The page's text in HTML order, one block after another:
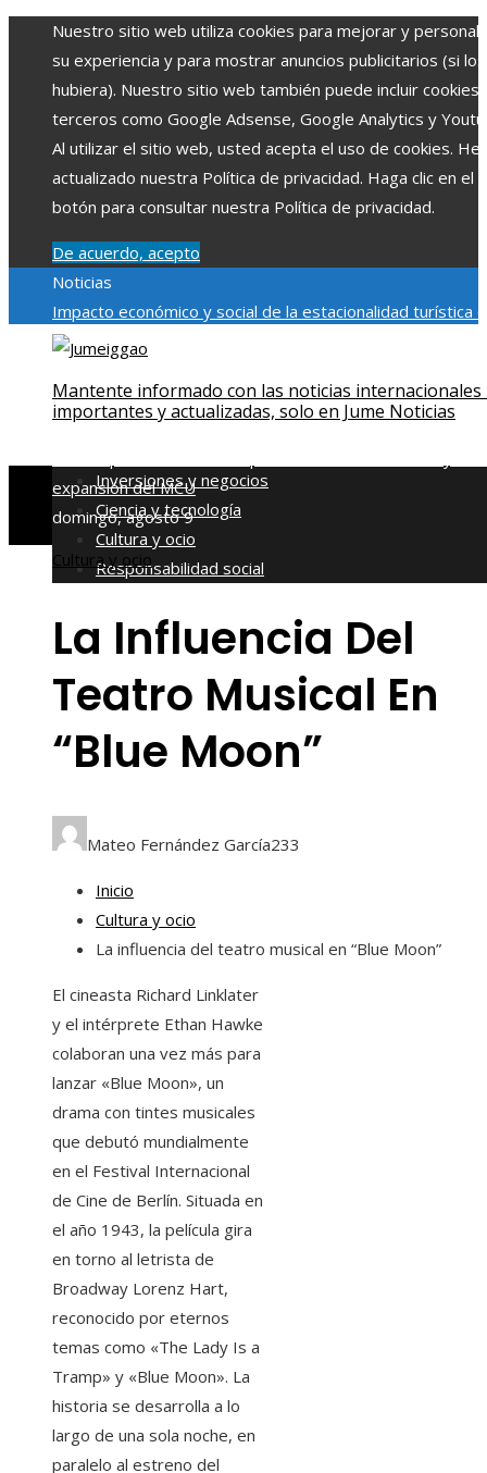
Nuestro sitio web utiliza cookies para mejorar y
su experiencia y para mostrar anuncios publicitarios (si los
hubiera). Nuestro sitio web también puede incluir cookies
terceros como Google Adsense, Google Analytics y
Al utilizar el sitio web, usted acepta el uso de cookies.
actualizado nuestra Política de privacidad. Haga clic en el
botón para consultar nuestra Política de privacidad.
De acuerdo, acepto
Noticias
Impacto económico y social de la estacionalidad turística
Montenegro
ambiental en comunidades chilenasDisney impulsa videos
cortos en TikTok para atraer a usuarios jóvenes
expansión del MCU
domingo, agosto 9
Mantente informado con las noticias internacionales
importantes y actualizadas, solo en Jume Noticias
Inversiones y negocios
Ciencia y tecnología
Cultura y ocio
Responsabilidad social
Cultura y ocio
La Influencia Del
Teatro Musical En
“Blue Moon”
Mateo Fernández García233
Inicio
Cultura y ocio
La influencia del teatro musical en “Blue Moon”
El cineasta Richard Linklater
y el intérprete Ethan Hawke
colaboran una vez más para
lanzar «Blue Moon», un
drama con tintes musicales
que debutó mundialmente
en el Festival Internacional
de Cine de Berlín. Situada en
el año 1943, la película gira
en torno al letrista de
Broadway Lorenz Hart,
reconocido por eternos
temas como «The Lady Is a
Tramp» y «Blue Moon». La
historia se desarrolla a lo
largo de una sola noche, en
paralelo al estreno del